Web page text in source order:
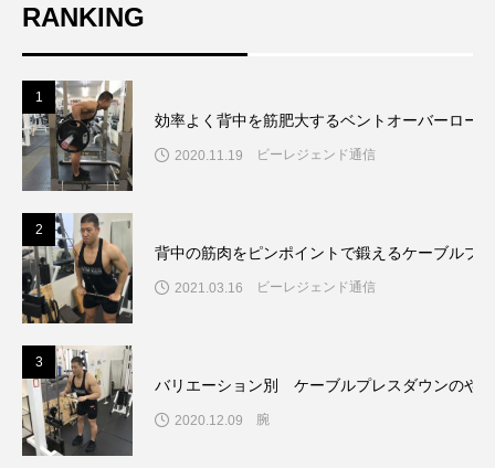
RANKING
1
効率よく背中を筋肥大するベントオーバーロー
2020.11.19 ビーレジェンド通信
2
背中の筋肉をピンポイントで鍛えるケーブルプ
2021.03.16 ビーレジェンド通信
3
バリエーション別 ケーブルプレスダウンのや
2020.12.09 腕